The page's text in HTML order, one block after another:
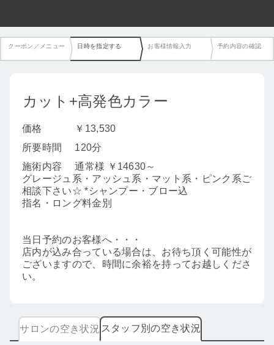
クーポン／メニュー 日時を指定する お客様情報入力 予約内容の確認
カット+高発色カラー
価格
￥13,530
所要時間
120分
施術内容
通常様 ￥14630～
グレージュ系・アッシュ系・マット系・ピンク系ご
相談下さい☆ *シャンプー・ブロー込
指名・ロング料金別
当日予約のお客様へ・・・
店内が込み合っている場合は、お待ち頂く可能性が
ございますので、時間に余裕を持ってお越しくださ
い。
サロンの空き状況 スタッフ別の空き状況